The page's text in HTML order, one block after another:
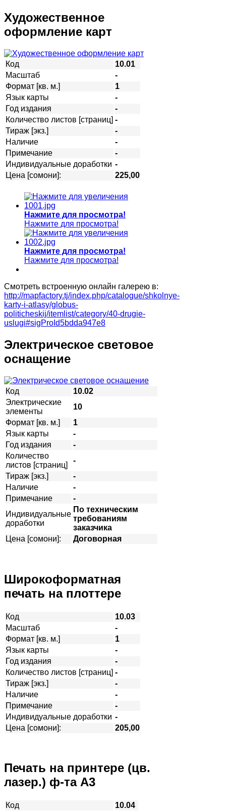
Художественное
оформление карт
Код
10.01
Масштаб
-
Формат [кв. м.]
1
Язык карты
-
Год издания
-
Количество листов [страниц] -
Тираж [экз.]
-
Наличие
-
Примечание
-
Индивидуальные доработки -
Цена [сомони]:
225,00
Нажмите для просмотра!
Нажмите для просмотра!
Нажмите для просмотра!
Нажмите для просмотра!
Смотреть встроенную онлайн галерею в:
http://mapfactory.tj/index.php/catalogue/shkolnye-
karty-i-atlasy/globus-
politicheskij/itemlist/category/40-drugie-
uslugi#sigProId5bdda947e8
Электрическое световое
оснащение
Код
10.02
Электрические
элементы
10
Формат [кв. м.]
1
Язык карты
-
Год издания
-
Количество
листов [страниц]
-
Тираж [экз.]
-
Наличие
-
Примечание
-
Индивидуальные
доработки
По техническим
требованиям
заказчика
Цена [сомони]:
Договорная
Широкоформатная
печать на плоттере
Код
10.03
Масштаб
-
Формат [кв. м.]
1
Язык карты
-
Год издания
-
Количество листов [страниц] -
Тираж [экз.]
-
Наличие
-
Примечание
-
Индивидуальные доработки -
Цена [сомони]:
205,00
Печать на принтере (цв.
лазер.) ф-та А3
Код
10.04